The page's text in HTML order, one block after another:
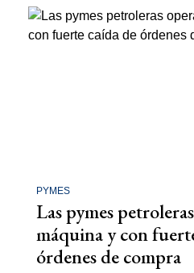
PYMES
Las pymes
máquina y con
órdenes de compra